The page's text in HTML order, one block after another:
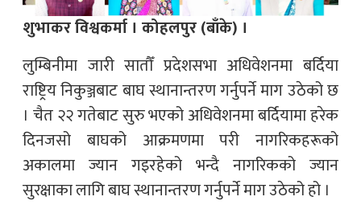
शुभाकर विश्वकर्मा । कोहलपुर (बाँके) ।
लुम्बिनीमा जारी सातौँ प्रदेशसभा अधिवेशनमा बर्दिया
राष्ट्रिय निकुञ्जबाट बाघ स्थानान्तरण गर्नुपर्ने माग उठेको छ
। चैत २२ गतेबाट सुरु भएको अधिवेशनमा बर्दियामा हरेक
दिनजसो बाघको आक्रमणमा परी नागरिकहरूको
अकालमा ज्यान गइरहेको भन्दै नागरिकको ज्यान
सुरक्षाका लागि बाघ स्थानान्तरण गर्नुपर्ने माग उठेको हो ।